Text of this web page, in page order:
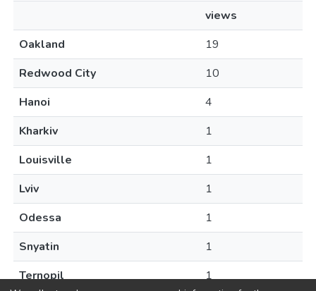
views
Oakland
19
Redwood City
10
Hanoi
4
Kharkiv
1
Louisville
1
Lviv
1
Odessa
1
Snyatin
1
Ternopil
1